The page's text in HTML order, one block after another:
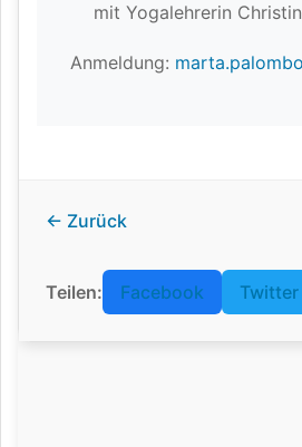
mit Yogalehrerin
Anmeldung:
← Zurück
Teilen: Facebook Twitter